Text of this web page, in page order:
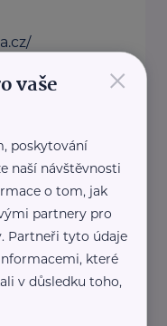
20
×
vaše
poskytování
naší návštěvnosti
o tom, jak
partnery pro
Partneři tyto údaje
které
v důsledku toho,